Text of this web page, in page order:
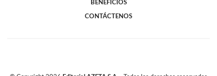
BENEFICIOS
CONTÁCTENOS